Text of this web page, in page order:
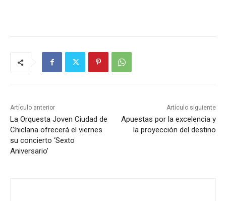
Artículo anterior
La Orquesta Joven Ciudad de
Chiclana ofrecerá el viernes
su concierto ‘Sexto
Aniversario’
Artículo siguiente
Apuestas por la excelencia y
la proyección del destino